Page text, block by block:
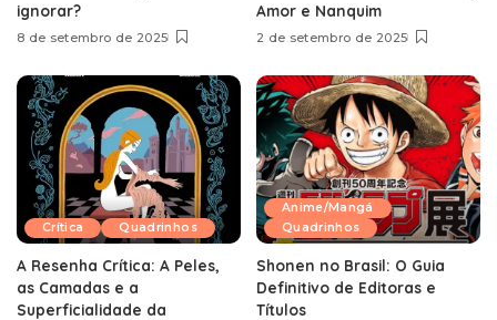
ignorar?
8 de setembro de 2025
Amor e Nanquim
2 de setembro de 2025
Crítica Quadrinhos
A Resenha Crítica: A Peles,
as Camadas e a
Superficialidade da
Anime/Mangá
Quadrinhos
Shonen no Brasil: O Guia
Definitivo de Editoras e
Títulos